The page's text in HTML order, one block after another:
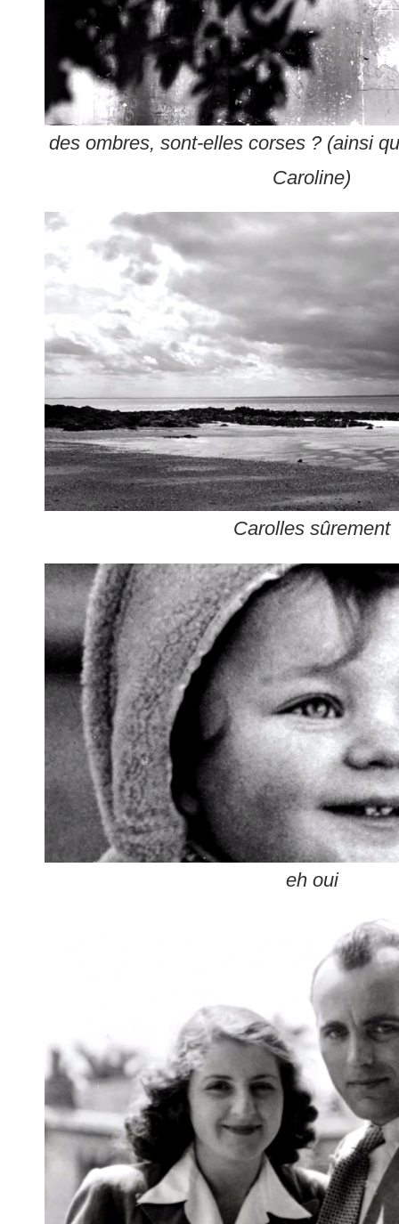
des ombres, sont-elles corses ? (ainsi
Caroline)
Carolles sûrement
eh oui